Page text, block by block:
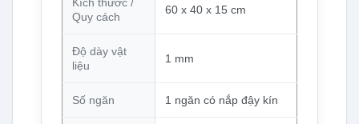
Quy cách
60 x 40 x 15 cm
Độ dày vật
liệu
1 mm
Số ngăn 1 ngăn có nắp đậy kín